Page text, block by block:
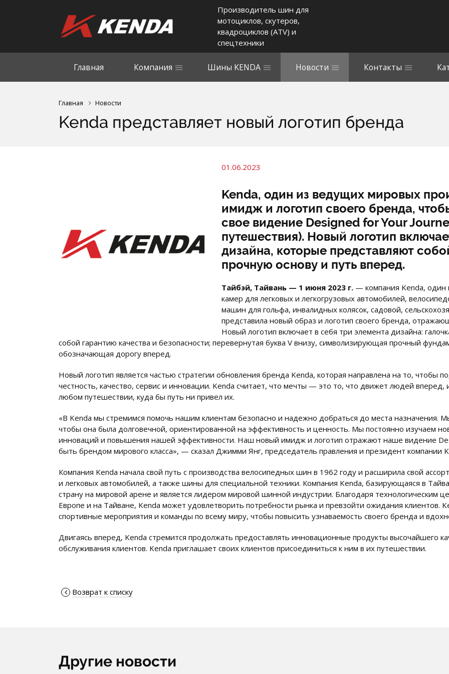
Производитель шин для
мотоциклов, скутеров,
квадроциклов (ATV) и
спецтехники
Главная Компания Шины KENDA Новости Контакты
Главная Новости
Kenda представляет новый логотип бренда
01.06.2023
Kenda, один из ведущих мировых
имидж и логотип своего бренда,
свое видение Designed for Your
путешествия). Новый логотип
дизайна, которые представляют
прочную основу и путь вперед.
Тайбэй, Тайвань — 1 июня 2023 г. — компания Kenda,
камер для легковых и легкогрузовых автомобилей,
машин для гольфа, инвалидных колясок, садовой,
представила новый образ и логотип своего бренда,
Новый логотип включает в себя три элемента дизайна:
собой гарантию качества и безопасности; перевернутая буква V внизу, символизирующая прочный
обозначающая дорогу вперед.
Новый логотип является частью стратегии обновления бренда Kenda, которая направлена на то, чтобы
честность, качество, сервис и инновации. Kenda считает, что мечты — это то, что движет людей
любом путешествии, куда бы путь ни привел их.
«В Kenda мы стремимся помочь нашим клиентам безопасно и надежно добраться до места назначения.
чтобы она была долговечной, ориентированной на эффективность и ценность. Мы постоянно изучаем
инноваций и повышения нашей эффективности. Наш новый имидж и логотип отражают наше видение
быть брендом мирового класса», — сказал Джимми Янг, председатель правления и президент компании
Компания Kenda начала свой путь с производства велосипедных шин в 1962 году и расширила свой
и легковых автомобилей, а также шины для специальной техники. Компания Kenda, базирующаяся в
страну на мировой арене и является лидером мировой шинной индустрии. Благодаря технологическим
Европе и на Тайване, Kenda может удовлетворить потребности рынка и превзойти ожидания клиентов.
спортивные мероприятия и команды по всему миру, чтобы повысить узнаваемость своего бренда и
Двигаясь вперед, Kenda стремится продолжать предоставлять инновационные продукты высочайшего
обслуживания клиентов. Kenda приглашает своих клиентов присоединиться к ним в их путешествии.
Возврат к списку
Другие новости